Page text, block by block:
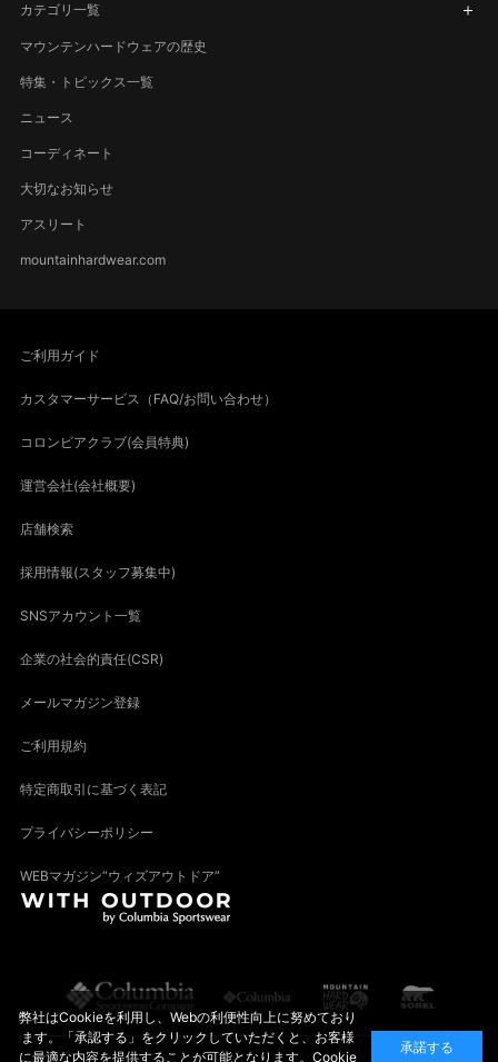
カテゴリ一覧
マウンテンハードウェアの歴史
特集・トピックス一覧
ニュース
コーディネート
大切なお知らせ
アスリート
mountainhardwear.com
ご利用ガイド
カスタマーサービス（FAQ/お問い合わせ）
コロンビアクラブ(会員特典)
運営会社(会社概要)
店舗検索
採用情報(スタッフ募集中)
SNSアカウント一覧
企業の社会的責任(CSR)
メールマガジン登録
ご利用規約
特定商取引に基づく表記
プライバシーポリシー
WEBマガジン“ウィズアウトドア”
弊社はCookieを利用し、Webの利便性向上に努めており
ます。「承認する」をクリックしていただくと、お客様
に最適な内容を提供することが可能となります。Cookie
承諾する